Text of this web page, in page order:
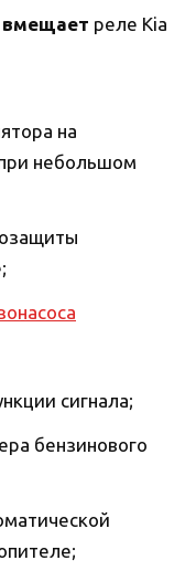
вмещает реле Kia
на
небольшом
сигнала;
бензинового